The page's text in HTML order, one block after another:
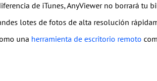
de iTunes, AnyViewer no borrará tu
lotes de fotos de alta resolución
una herramienta de escritorio remoto